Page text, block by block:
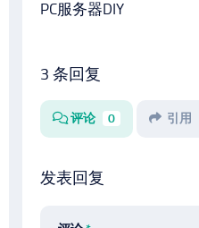
PC服务器DIY
3 条回复
评论 0 引用
发表回复